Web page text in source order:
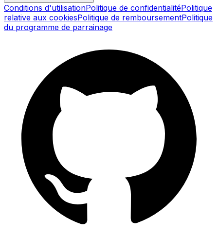
Conditions d'utilisationPolitique de confidentialitéPolitique
relative aux cookiesPolitique de remboursementPolitique
du programme de parrainage